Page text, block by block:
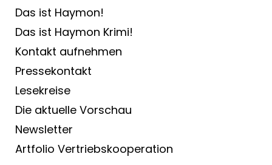
Das ist Haymon!
Das ist Haymon Krimi!
Kontakt aufnehmen
Pressekontakt
Lesekreise
Die aktuelle Vorschau
Newsletter
Artfolio Vertriebs­kooperation